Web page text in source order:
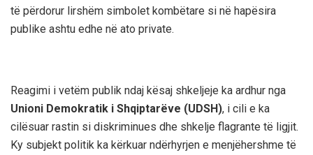
të përdorur lirshëm simbolet kombëtare si në hapësira
publike ashtu edhe në ato private.
Reagimi i vetëm publik ndaj kësaj shkeljeje ka ardhur nga
Unioni Demokratik i Shqiptarëve (UDSH), i cili e ka
cilësuar rastin si diskriminues dhe shkelje flagrante të ligjit.
Ky subjekt politik ka kërkuar ndërhyrjen e menjëhershme të